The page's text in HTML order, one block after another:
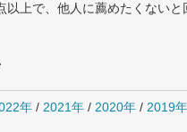
上で、他人に薦めたくないと
年 / 2021年 / 2020年 / 2019年